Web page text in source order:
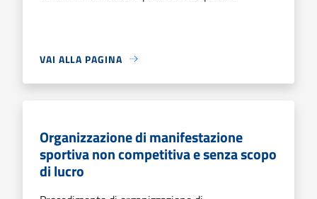
VAI ALLA PAGINA
Organizzazione di manifestazione
sportiva non competitiva e senza scopo
di lucro